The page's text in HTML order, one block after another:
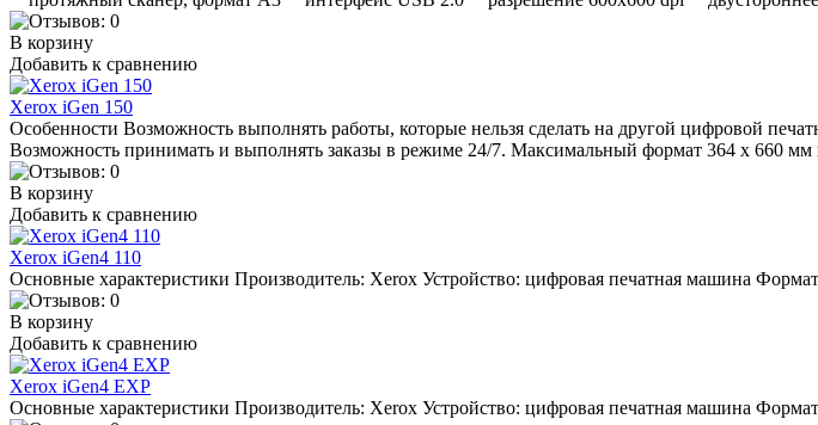
В корзину
Добавить к сравнению
Xerox iGen 150
Особенности Возможность выполнять работы, которые нельзя сделать на другой цифровой
Возможность принимать и выполнять заказы в режиме 24/7. Максимальный формат 364 x 660 мм
В корзину
Добавить к сравнению
Xerox iGen4 110
Основные характеристики Производитель: Xerox Устройство: цифровая печатная машина
В корзину
Добавить к сравнению
Xerox iGen4 EXP
Основные характеристики Производитель: Xerox Устройство: цифровая печатная машина